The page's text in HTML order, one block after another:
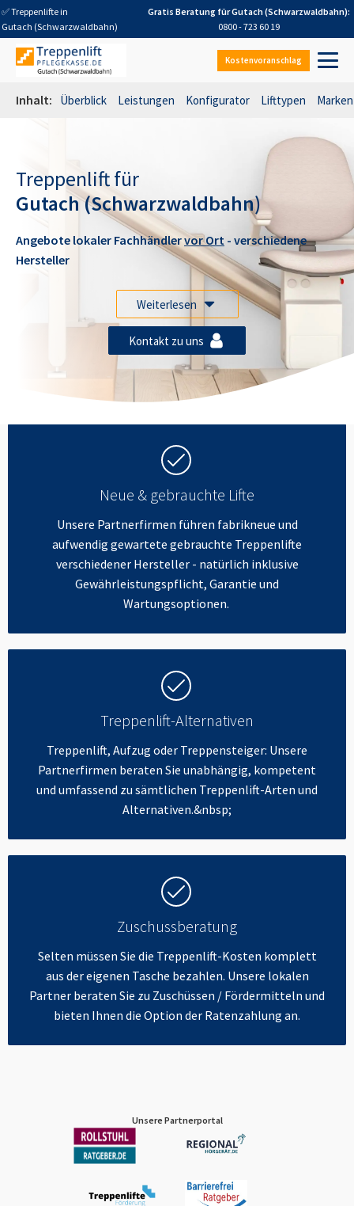
✅ Treppenlifte in
Gutach (Schwarzwaldbahn)
Gratis Beratung fürGutach (Schwarzwaldbahn):
0800 - 723 60 19
Kostenvoranschlag
Inhalt: Überblick Leistungen Konfigurator Lifttypen Marken
Treppenlift für
Gutach (Schwarzwaldbahn)
Angebote lokaler Fachhändlervor Ort - verschiedene
Hersteller
Weiterlesen
Kontakt zu uns
Neue & gebrauchte Lifte
Unsere Partnerfirmen führen fabrikneue und
aufwendig gewartete gebrauchte Treppenlifte
verschiedener Hersteller - natürlich inklusive
Gewährleistungspflicht, Garantie und
Wartungsoptionen.
Treppenlift-Alternativen
Treppenlift, Aufzug oder Treppensteiger: Unsere
Partnerfirmen beraten Sie unabhängig, kompetent
und umfassend zu sämtlichen Treppenlift-Arten und
Alternativen.&nbsp;
Zuschussberatung
Selten müssen Sie die Treppenlift-Kosten komplett
aus der eigenen Tasche bezahlen. Unsere lokalen
Partner beraten Sie zu Zuschüssen / Fördermitteln und
bieten Ihnen die Option der Ratenzahlung an.
Unsere Partnerportal